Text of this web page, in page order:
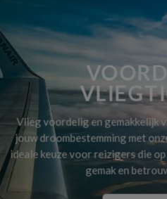
Vlieg voordelig en gemakkelijk
jouw droombestemming met
ideale keuze voor reizigers die
gemak en